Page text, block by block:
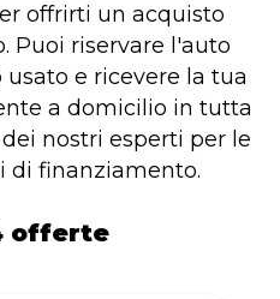
offrirti un acquisto
Puoi riservare l'auto
e ricevere la tua
a domicilio in tutta
nostri esperti per le
di finanziamento.
offerte